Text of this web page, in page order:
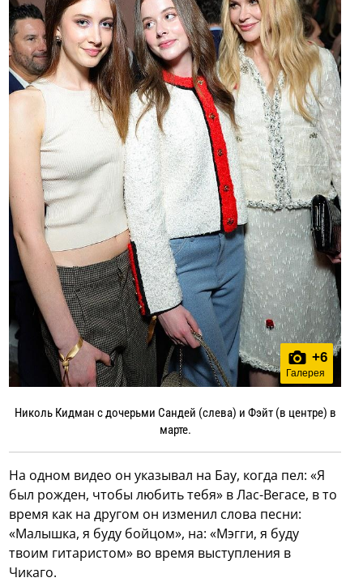
+6
Галерея
Николь Кидман с дочерьми Сандей (слева) и Фэйт (в центре) в
марте.
На одном видео он указывал на Бау, когда пел: «Я
был рожден, чтобы любить тебя» в Лас-Вегасе, в то
время как на другом он изменил слова песни:
«Малышка, я буду бойцом», на: «Мэгги, я буду
твоим гитаристом» во время выступления в
Чикаго.